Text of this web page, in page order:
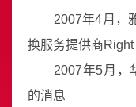
2007年4月，雅
换服务提供商Right
2007年5月，华
的消息